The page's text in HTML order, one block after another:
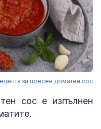
за пресен доматен сос
сос е изпълнен